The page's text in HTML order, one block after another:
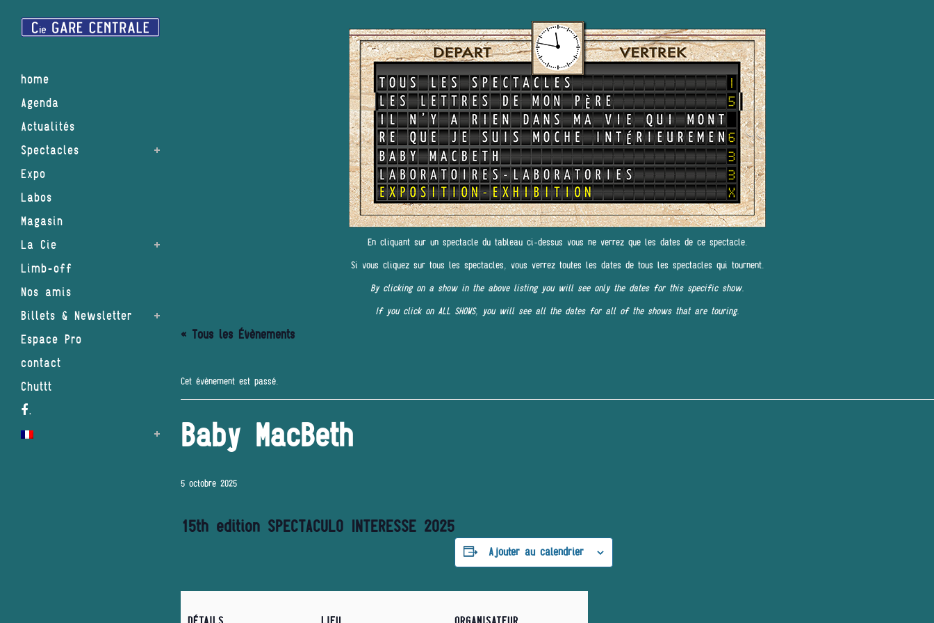
home
Agenda
Actualités
Spectacles
Expo
Labos
Magasin
La Cie
Limb-off
Nos amis
Billets & Newsletter
Espace Pro
contact
Chuttt
.
En cliquant sur un spectacle du tableau ci-dessus vous ne verrez que les dates de ce spectacle.
Si vous cliquez sur tous les spectacles, vous verrez toutes les dates de tous les spectacles qui tournent.
By clicking on a show in the above listing you will see only the dates for this specific show.
If you click on ALL SHOWS, you will see all the dates for all of the shows that are touring.
« Tous les Évènements
Cet évènement est passé.
Baby MacBeth
5 octobre 2025
15th edition SPECTACULO INTERESSE 2025
Ajouter au calendrier